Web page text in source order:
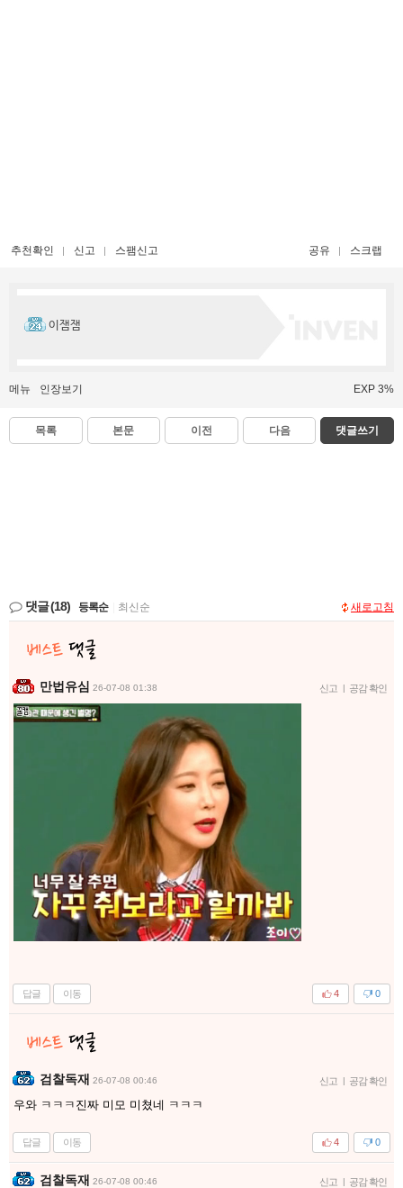
추천확인 신고 스팸신고 공유 스크랩
이잼잼
메뉴 인장보기 EXP 3%
목록 본문 이전 다음 댓글쓰기
댓글(18) 등록순 최신순 새로고침
만법유심 26-07-08 01:38 신고 | 공감 확인
답글 이동 0
4
검찰독재 26-07-08 00:46 신고 | 공감 확인
우와 ㅋㅋㅋ진짜 미모 미쳤네 ㅋㅋㅋ
답글 이동 0
4
검찰독재 26-07-08 00:46 신고 | 공감 확인